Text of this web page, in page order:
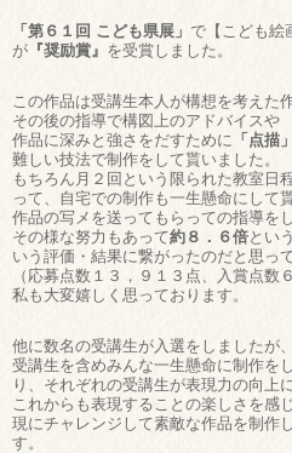
「第６１回 こども県展」 で【こども絵
が 『奨励賞』 を受賞しました。
この作品は受講生本人が構想を考えた
その後の指導で構図上のアドバイスや
作品に深みと強さをだすために 「点描
難しい技法で制作をして貰いました。
もちろん月２回という限られた教室日
って、自宅での制作も一生懸命にして
作品の写メを送ってもらっての指導を
その様な努力もあって約８．６倍とい
いう評価・結果に繋がったのだと思っ
（応募点数１３，９１３点、入賞点数
私も大変嬉しく思っております。
他に数名の受講生が入選をしましたが
受講生を含めみんな一生懸命に制作を
り、それぞれの受講生が表現力の向上
これからも表現することの楽しさを感
現にチャレンジして素敵な作品を制作
す。